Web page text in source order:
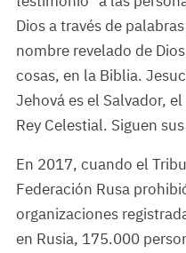
Dios a través de
nombre revelado de
cosas, en la Biblia.
Jehová es el Salvador,
Rey Celestial. Siguen
En 2017, cuando el
Federación Rusa
organizaciones
en Rusia, 175.000